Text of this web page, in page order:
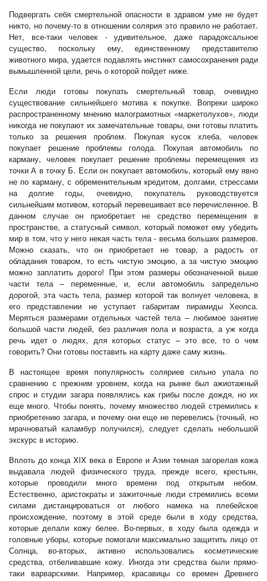
Подвергать себя смертельной опасности в здравом уме не будет
никто, но почему-то в отношении солярия это правило не работает.
Нет, все-таки человек - удивительное, даже парадоксальное
существо, поскольку ему, единственному представителю
животного мира, удается подавлять инстинкт самосохранения ради
вымышленной цели, речь о которой пойдет ниже.
Если люди готовы покупать смертельный товар, очевидно
существование сильнейшего мотива к покупке. Вопреки широко
распространенному мнению малограмотных «маркетолухов», люди
никогда не покупают их замечательные товары, они готовы платить
только за решения проблем. Покупая кусок хлеба, человек
покупает решение проблемы голода. Покупая автомобиль по
карману, человек покупает решение проблемы перемещения из
точки А в точку Б. Если он покупает автомобиль, который ему явно
не по карману, с обременительным кредитом, долгами, стрессами
на долгие годы, очевидно, покупатель руководствуется
сильнейшим мотивом, который перевешивает все перечисленное. В
данном случае он приобретает не средство перемещения в
пространстве, а статусный символ, который поможет ему убедить
мир в том, что у него некая часть тела - весьма больших размеров.
Можно сказать, что он приобретает не товар, а радость от
обладания товаром, то есть чистую эмоцию, а за чистую эмоцию
можно заплатить дорого! При этом размеры обозначенной выше
части тела – переменные, и, если автомобиль запредельно
дорогой, эта часть тела, размер которой так волнует человека, в
его представлении не уступает габаритам пирамиды Хеопса.
Меряться размерами отдельных частей тела – любимое занятие
большой части людей, без различия пола и возраста, а уж когда
речь идет о людях, для которых статус – это все, то о чем
говорить? Они готовы поставить на карту даже саму жизнь.
В настоящее время популярность соляриев сильно упала по
сравнению с прежним уровнем, когда на рынке был ажиотажный
спрос и студии загара появлялись как грибы после дождя, но их
еще много. Чтобы понять, почему множество людей стремились к
приобретению загара, и почему они еще не перевелись (точный, но
мрачноватый каламбур получился), следует сделать небольшой
экскурс в историю.
Вплоть до конца XIX века в Европе и Азии темная загорелая кожа
выдавала людей физического труда, прежде всего, крестьян,
которые проводили много времени под открытым небом.
Естественно, аристократы и зажиточные люди стремились всеми
силами дистанцироваться от любого намека на плебейское
происхождение, поэтому в этой среде были в ходу средства,
которые делали кожу белее. Во-первых, в ходу была одежда и
головные уборы, которые помогали максимально защитить лицо от
Солнца, во-вторых, активно использовались косметические
средства, отбеливавшие кожу. Иногда эти средства были прямо-
таки варварскими. Например, красавицы со времен Древнего